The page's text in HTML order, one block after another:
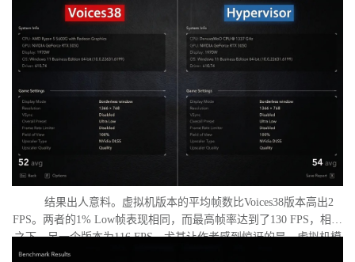
置了低分辨率，并将所有图形设置调至“极低”模式。两项测试均在相
同条件下进行：内存完整性和基于虚拟化的安全性（VBS）均已关
闭，并且两轮测试之间电脑甚至没有重启。
结果出人意料。虚拟机版本的平均帧数比Voices38版本高出2
FPS。两者的1% Low帧表现相同，而最高帧率达到了130 FPS，相比
之下，另一个版本为116 FPS。尤其让作者感到惊讶的是，虚拟机模
式下的优化竟如此之好。从理论上讲，额外的虚拟化层应该会给处